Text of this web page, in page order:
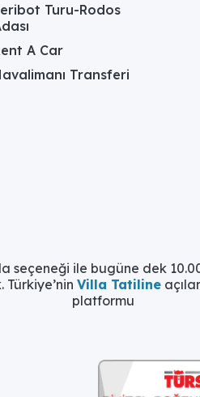
Turu-Rodos
A Car
Transferi
seçeneği ile bugüne dek
Türkiye’nin Villa Tatiline
platformu